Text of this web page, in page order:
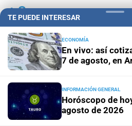
+Sucesos
TE PUEDE INTERESAR
ECONOMÍA
En vivo: así
7 de agosto, en
INFORMACIÓN GENERAL
Horóscopo de
agosto de 2026